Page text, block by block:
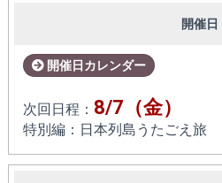
開催日
開催日カレンダー
次回日程： 8/7（金）
特別編：日本列島うたごえ旅